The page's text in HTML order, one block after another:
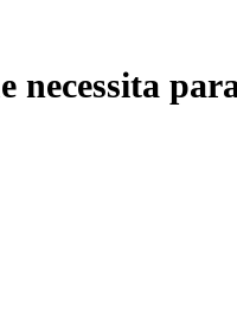
necessita